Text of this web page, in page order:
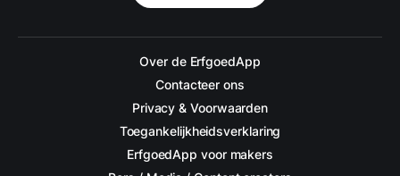
Over de ErfgoedApp
Contacteer ons
Privacy & Voorwaarden
Toegankelijkheidsverklaring
ErfgoedApp voor makers